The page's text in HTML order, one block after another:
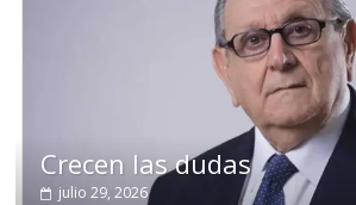
Crecen las dudas
julio 29, 2026